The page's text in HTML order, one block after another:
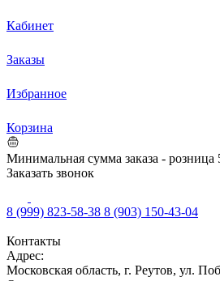
Кабинет
Заказы
Избранное
Корзина
Минимальная сумма заказа - розница
Заказать звонок
8 (999) 823-58-38 8 (903) 150-43-04
Контакты
Адрес:
Московская область, г. Реутов, ул.